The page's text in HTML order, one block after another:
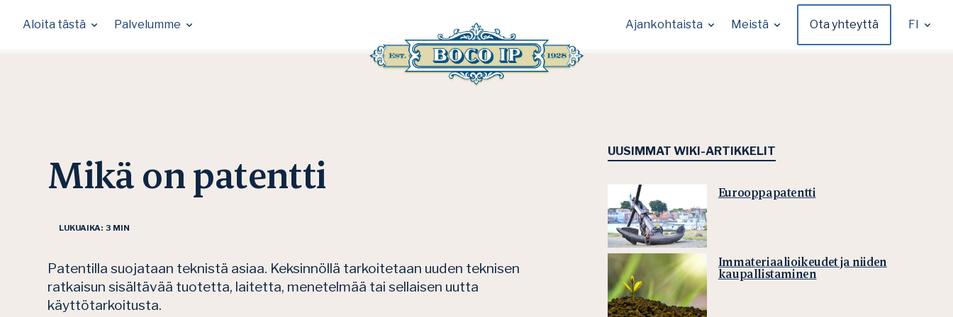
to
Aloita tästä Palvelumme Ajankohtaista Meistä Ota yhteyttä FI
Mikä on patentti
LUKUAIKA: 3 MIN
Patentilla suojataan teknistä asiaa. Keksinnöllä tarkoitetaan uuden teknisen
ratkaisun sisältävää tuotetta, laitetta, menetelmää tai sellaisen uutta
käyttötarkoitusta.
UUSIMMAT WIKI-ARTIKKELIT
Eurooppapatentti
Immateriaalioikeudet ja niiden
kaupallistaminen